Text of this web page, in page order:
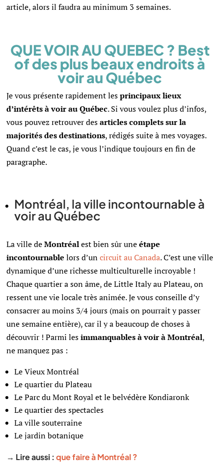
article, alors il faudra au minimum 3 semaines.
QUE VOIR AU QUEBEC ? Best
of des plus beaux endroits à
voir au Québec
Je vous présente rapidement lesprincipaux lieux
d’intérêts à voir au Québec. Si vous voulez plus d’infos,
vous pouvez retrouver desarticles complets sur la
majorités des destinations, rédigés suite à mes voyages.
Quand c’est le cas, je vous l’indique toujours en fin de
paragraphe.
Montréal, la ville incontournable à
voir au Québec
La ville deMontréalest bien sûr uneétape
incontournable lors d’uncircuit au Canada. C’est une ville
dynamique d’une richesse multiculturelle incroyable !
Chaque quartier a son âme, de Little Italy au Plateau, on
ressent une vie locale très animée. Je vous conseille d’y
consacrer au moins 3/4 jours (mais on pourrait y passer
une semaine entière), car il y a beaucoup de choses à
découvrir ! Parmi lesimmanquables à voir à Montréal,
ne manquez pas :
Le Vieux Montréal
Le quartier du Plateau
Le Parc du Mont Royal et le belvédère Kondiaronk
Le quartier des spectacles
La ville souterraine
Le jardin botanique
→ Lire aussi :que faire à Montréal ?